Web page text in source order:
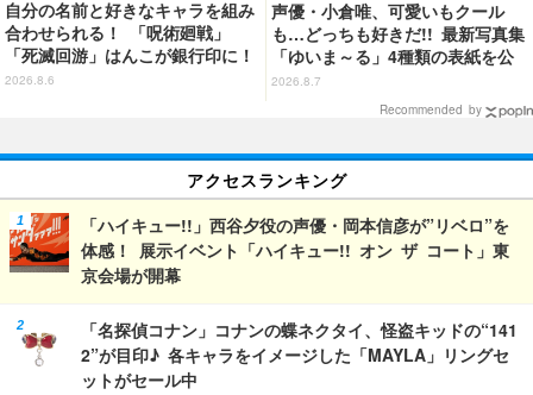
自分の名前と好きなキャラを組み
合わせられる！ 「呪術廻戦」
「死滅回游」はんこが銀行印に！
虎杖悠仁、乙骨憂太ら16キャラ追
2026.8.6
声優・小倉唯、可愛いもクール
も…どっちも好きだ!! 最新写真集
「ゆいま～る」4種類の表紙を公
開！「成長した私の姿を楽しんで
2026.8.7
Recommended by
アクセスランキング
「ハイキュー!!」西谷夕役の声優・岡本信彦が”リベロ”を
体感！ 展示イベント「ハイキュー!! オン ザ コート」東
京会場が開幕
「名探偵コナン」コナンの蝶ネクタイ、怪盗キッドの“141
2”が目印♪ 各キャラをイメージした「MAYLA」リングセ
ットがセール中